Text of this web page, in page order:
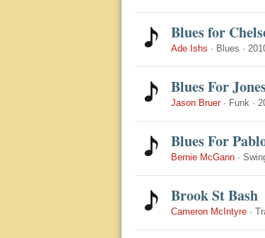
Blues for
Ade Ishs · Blues ·
Blues For
Jason Bruer· Funk ·
Blues For
Bernie McGann ·
Brook St Bash
Cameron McIntyre ·